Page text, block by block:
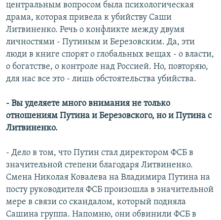
центральным вопросом была психологическая
драма, которая привела к убийству Саши
Литвиненко. Речь о конфликте между двумя
личностями - Путиным и Березовским. Да, эти
люди в книге спорят о глобальных вещах - о власти,
о богатстве, о контроле над Россией. Но, повторяю,
для нас все это - лишь обстоятельства убийства.
- Вы уделяете много внимания не только
отношениям Путина и Березовского, но и Путина с
Литвиненко.
- Дело в том, что Путин стал директором ФСБ в
значительной степени благодаря Литвиненко.
Смена Николая Ковалева на Владимира Путина на
посту руководителя ФСБ произошла в значительной
мере в связи со скандалом, который подняла
Сашина группа. Напомню, они обвинили ФСБ в